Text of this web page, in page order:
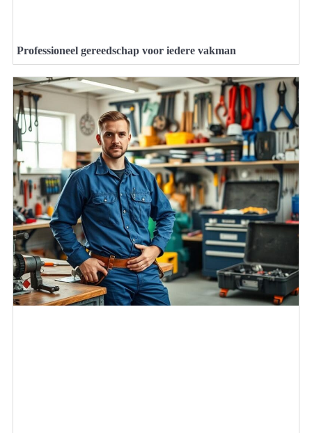
Professioneel gereedschap voor iedere vakman